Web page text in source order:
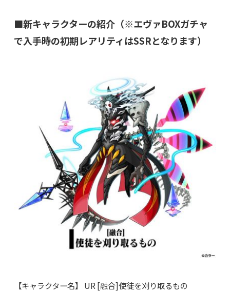
■新キャラクターの紹介（※エヴァBOXガチャ
で入手時の初期レアリティはSSRとなります）
【キャラクター名】 UR [融合]使徒を刈り取るもの